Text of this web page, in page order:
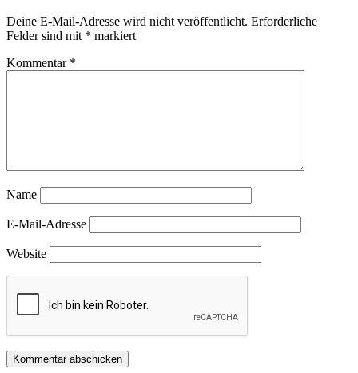
Deine E-Mail-Adresse wird nicht veröffentlicht. Erforderliche
Felder sind mit * markiert
Kommentar *
Name
E-Mail-Adresse
Website